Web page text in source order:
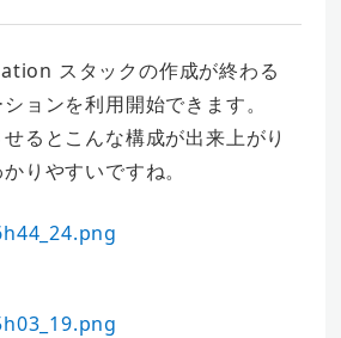
スタックの作成が終わる
ョンを利用開始できます。
るとこんな構成が出来上がり
りやすいですね。